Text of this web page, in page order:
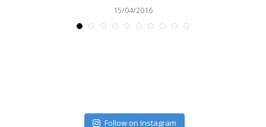
15/04/2016
Follow on Instagram